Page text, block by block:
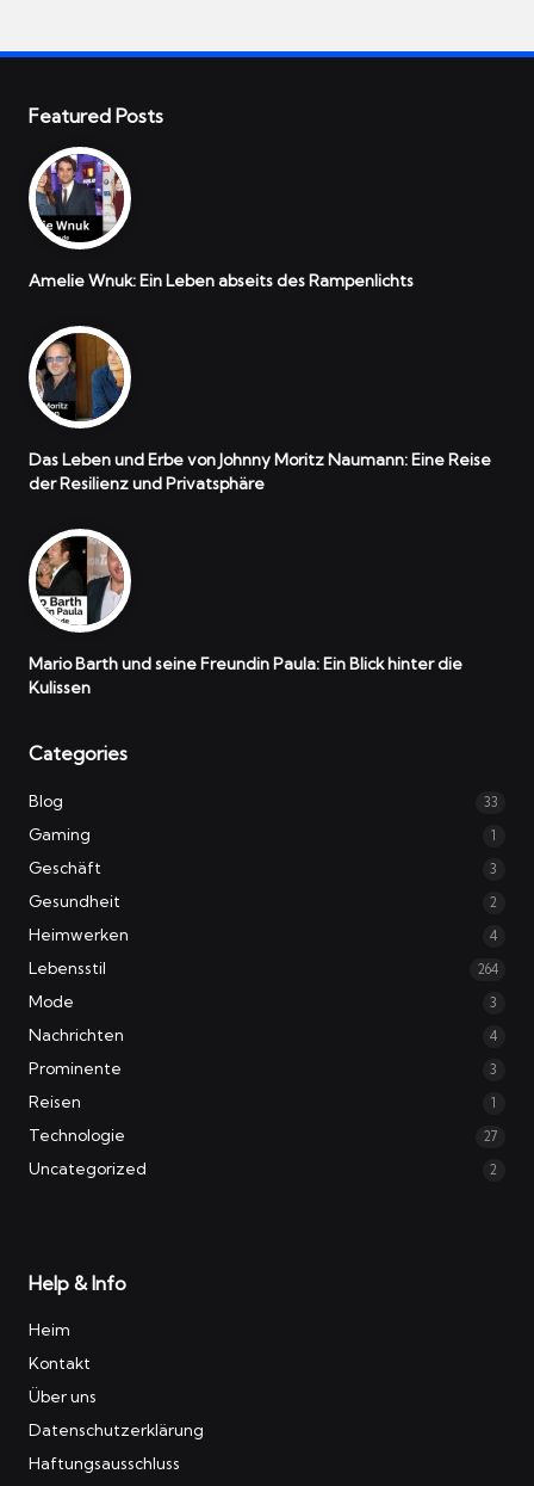
Featured Posts
Amelie Wnuk: Ein Leben abseits des Rampenlichts
Das Leben und Erbe von Johnny Moritz Naumann: Eine Reise
der Resilienz und Privatsphäre
Mario Barth und seine Freundin Paula: Ein Blick hinter die
Kulissen
Categories
Blog 33
Gaming 1
Geschäft 3
Gesundheit 2
Heimwerken 4
Lebensstil 264
Mode 3
Nachrichten 4
Prominente 3
Reisen 1
Technologie 27
Uncategorized 2
Help & Info
Heim
Kontakt
Über uns
Datenschutzerklärung
Haftungsausschluss